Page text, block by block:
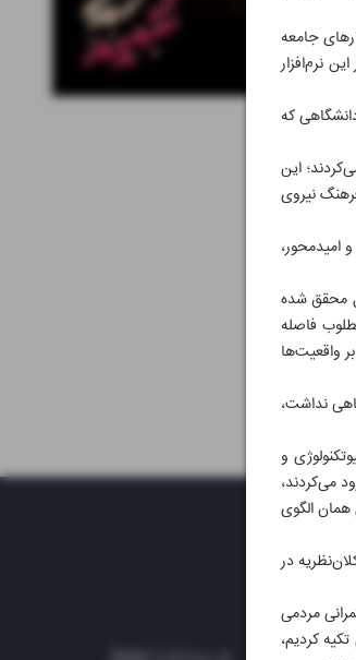
جامعه
نرم‌افزار
که
این
نیروی
امیدمحور،
محقق شده
فاصله
واقعیت‌ها
نداشت،
و
می‌کردند،
همان الگوی
در
مردمی
کردیم،